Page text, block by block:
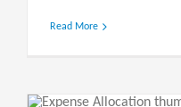
Read More